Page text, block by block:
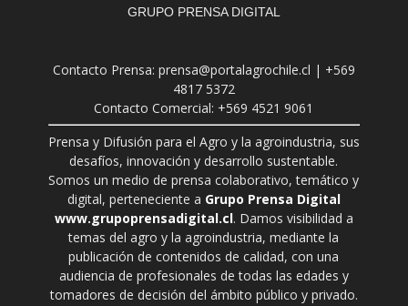
GRUPO PRENSA DIGITAL
Contacto Prensa: prensa@portalagrochile.cl | +569
4817 5372
Contacto Comercial: +569 4521 9061
Prensa y Difusión para el Agro y la agroindustria, sus
desafíos, innovación y desarrollo sustentable.
Somos un medio de prensa colaborativo, temático y
digital, perteneciente a Grupo Prensa Digital
www.grupoprensadigital.cl. Damos visibilidad a
temas del agro y la agroindustria, mediante la
publicación de contenidos de calidad, con una
audiencia de profesionales de todas las edades y
tomadores de decisión del ámbito público y privado.